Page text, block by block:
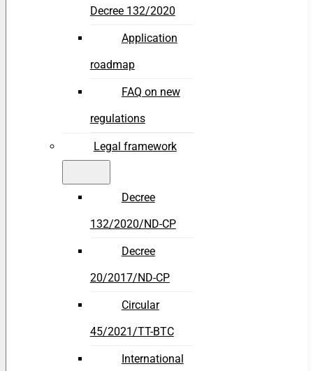
Decree 132/2020
Application
roadmap
FAQ on new
regulations
Legal framework
Decree
132/2020/ND-CP
Decree
20/2017/ND-CP
Circular
45/2021/TT-BTC
International